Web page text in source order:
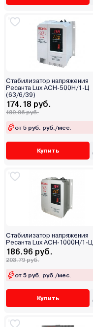
Стабилизатор напряжения
Ресанта Lux АСН-500Н/1-Ц
(63/6/39)
174.18 руб.
189.86 руб.
от 5 руб. руб./мес.
Купить
Стабилизатор напряжения
Ресанта Lux АСН-1000Н/1-Ц
186.96 руб.
203.79 руб.
от 5 руб. руб./мес.
Купить